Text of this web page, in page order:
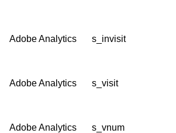
Adobe Analytics s_invisit
Adobe Analytics s_visit
Adobe Analytics s_vnum